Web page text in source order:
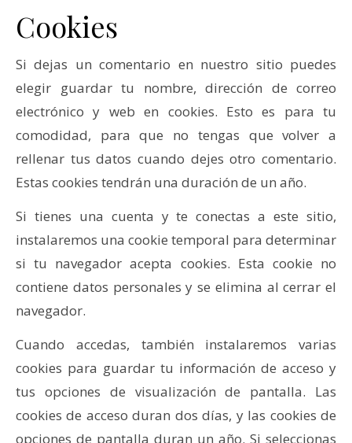
Cookies
Si dejas un comentario en nuestro sitio puedes
elegir guardar tu nombre, dirección de correo
electrónico y web en cookies. Esto es para tu
comodidad, para que no tengas que volver a
rellenar tus datos cuando dejes otro comentario.
Estas cookies tendrán una duración de un año.
Si tienes una cuenta y te conectas a este sitio,
instalaremos una cookie temporal para determinar
si tu navegador acepta cookies. Esta cookie no
contiene datos personales y se elimina al cerrar el
navegador.
Cuando accedas, también instalaremos varias
cookies para guardar tu información de acceso y
tus opciones de visualización de pantalla. Las
cookies de acceso duran dos días, y las cookies de
opciones de pantalla duran un año. Si seleccionas